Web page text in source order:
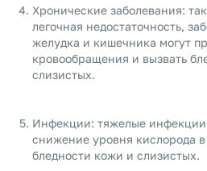
Хронические заболевания:
легочная недостаточность,
желудка и кишечника могут
кровообращения и вызвать
слизистых.
Инфекции: тяжелые инфекции
снижение уровня кислорода
бледности кожи и слизистых.